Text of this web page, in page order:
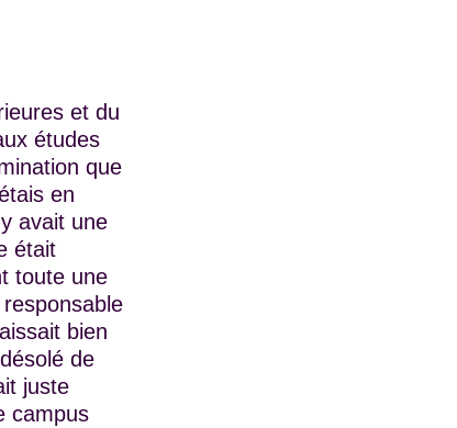
et du
études
que
en
avait une
était
toute une
bien
de
juste
campus